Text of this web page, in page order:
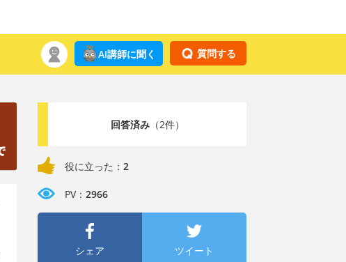
質問する
AI講師に聞く
回答済み（2件）
役に立った： 2
PV： 2966
シェア ツイート